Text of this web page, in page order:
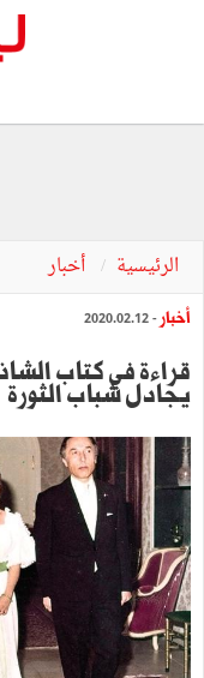
الرئيسية أخبار
أخبار - 2020.02.12
قراءة في كتاب
يجادل شباب الثورة